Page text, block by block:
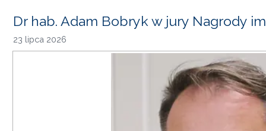
Dr hab. Adam Bobryk w jury Nagrody
23 lipca 2026